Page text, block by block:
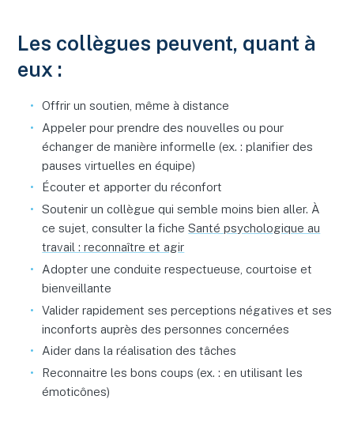
Les collègues peuvent, quant à
eux :
Offrir un soutien, même à distance
Appeler pour prendre des nouvelles ou pour
échanger de manière informelle (ex. : planifier des
pauses virtuelles en équipe)
Écouter et apporter du réconfort
Soutenir un collègue qui semble moins bien aller. À
ce sujet, consulter la ficheSanté psychologique au
travail : reconnaître et agir
Adopter une conduite respectueuse, courtoise et
bienveillante
Valider rapidement ses perceptions négatives et ses
inconforts auprès des personnes concernées
Aider dans la réalisation des tâches
Reconnaitre les bons coups (ex. : en utilisant les
émoticônes)